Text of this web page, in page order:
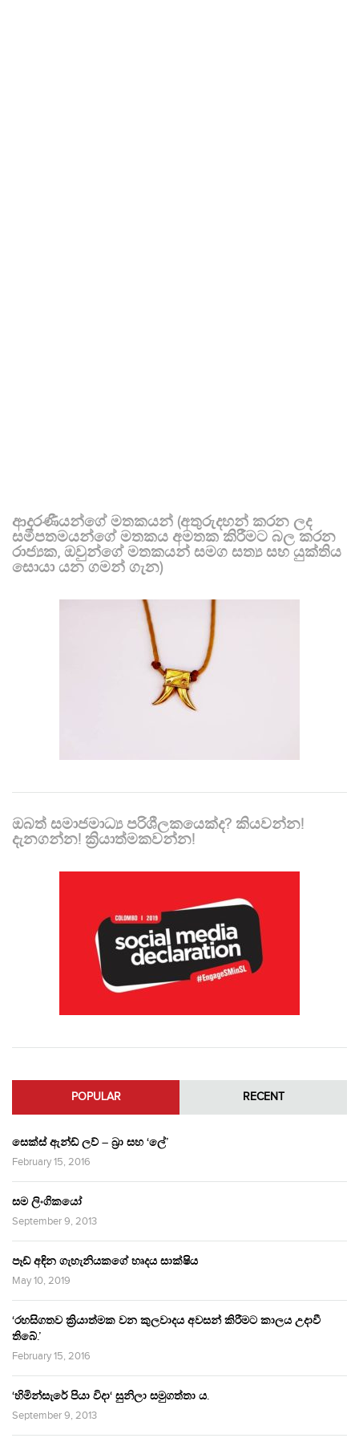
ආදරණීයන්ගේ මතකයන් (අතුරුදහන් කරන ලද
සමීපතමයන්ගේ මතකය අමතක කිරීමට බල කරන
රාජ්‍යක, ඔවුන්ගේ මතකයන් සමග සත්‍ය සහ යුක්තිය
සොයා යන ගමන් ගැන)
ඔබත් සමාජමාධ්‍ය පරිශීලකයෙක්ද? කියවන්න!
දැනගන්න! ක්‍රියාත්මකවන්න!
POPULAR RECENT
සෙක්ස් ඇන්ඩ් ලව් – බ්‍රා සහ ‘ලේ’
February 15, 2016
සම ලිංගිකයෝ
September 9, 2013
පෑඩ් අඳින ගැහැනියකගේ හෘදය සාක්ෂිය
May 10, 2019
‘රහසිගතව ක්‍රියාත්මක වන කුලවාදය අවසන් කිරීමට කාලය උදාවී
තිබේ.’
February 15, 2016
‘හිමින්සැරේ පියා විදා‘ සුනිලා සමුගත්තා ය.
September 9, 2013